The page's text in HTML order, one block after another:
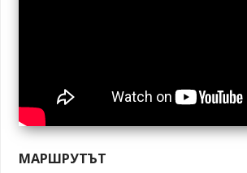
МАРШРУТЪТ